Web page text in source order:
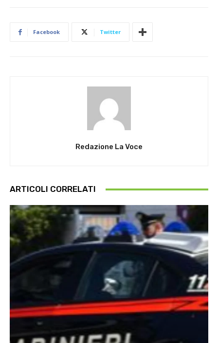
Facebook Twitter
Redazione La Voce
ARTICOLI CORRELATI